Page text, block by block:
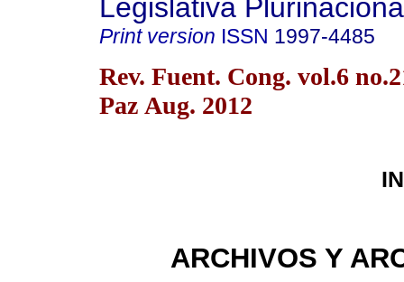
Legislativa
Print version ISSN 1997-4485
Rev. Fuent. Cong. vol.6
Paz Aug. 2012
ARCHIVOS Y